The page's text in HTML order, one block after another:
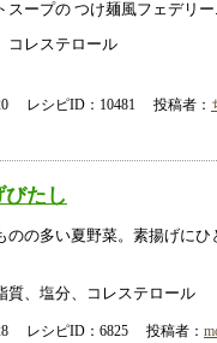
スープの つけ麺風フェデリ
コレステロール
レシピID：10481 投稿者：
たし
のの多い夏野菜。素揚げにひ
質、塩分、コレステロール
レシピID：6825 投稿者：